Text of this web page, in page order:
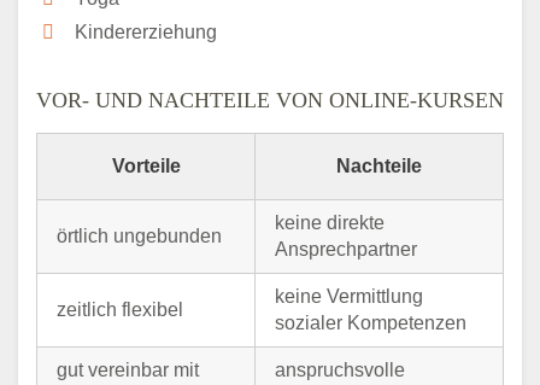
Kindererziehung
VOR- UND NACHTEILE VON ONLINE-KURSEN
Vorteile Nachteile
örtlich ungebunden
keine direkte
Ansprechpartner
zeitlich flexibel
keine Vermittlung
sozialer Kompetenzen
gut vereinbar mit
anspruchsvolle